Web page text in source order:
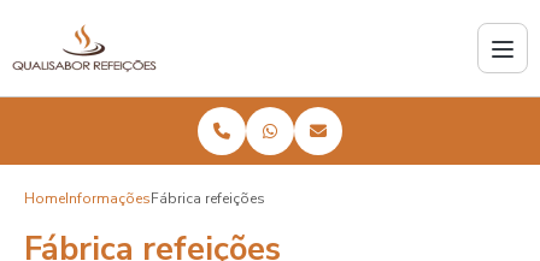
HomeInformaçõesFábrica refeições
Fábrica refeições